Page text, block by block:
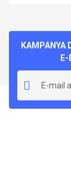
kullanarak
Görüş ve
Ürün
Ürün
Ürün
Ürün
KAMPANYA